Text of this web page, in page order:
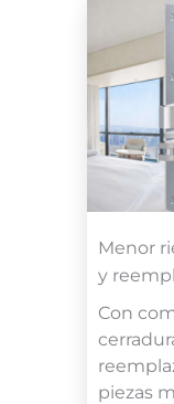
Menor
y
Con
piezas